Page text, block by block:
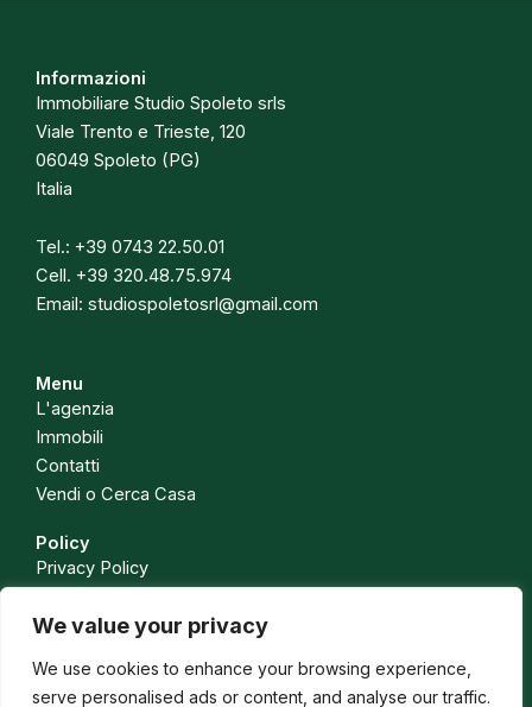
We value your privacy
We use cookies to enhance your browsing experience,
serve personalised ads or content, and analyse our traffic.
Informazioni
Immobiliare Studio Spoleto srls
Viale Trento e Trieste, 120
06049 Spoleto (PG)
Italia
Tel.: +39 0743 22.50.01
Cell. +39 320.48.75.974
Email: studiospoletosrl@gmail.com
Menu
L'agenzia
Immobili
Contatti
Vendi o Cerca Casa
Policy
Privacy Policy
Isc. Ruolo Soc. 1443 CCIAA PG